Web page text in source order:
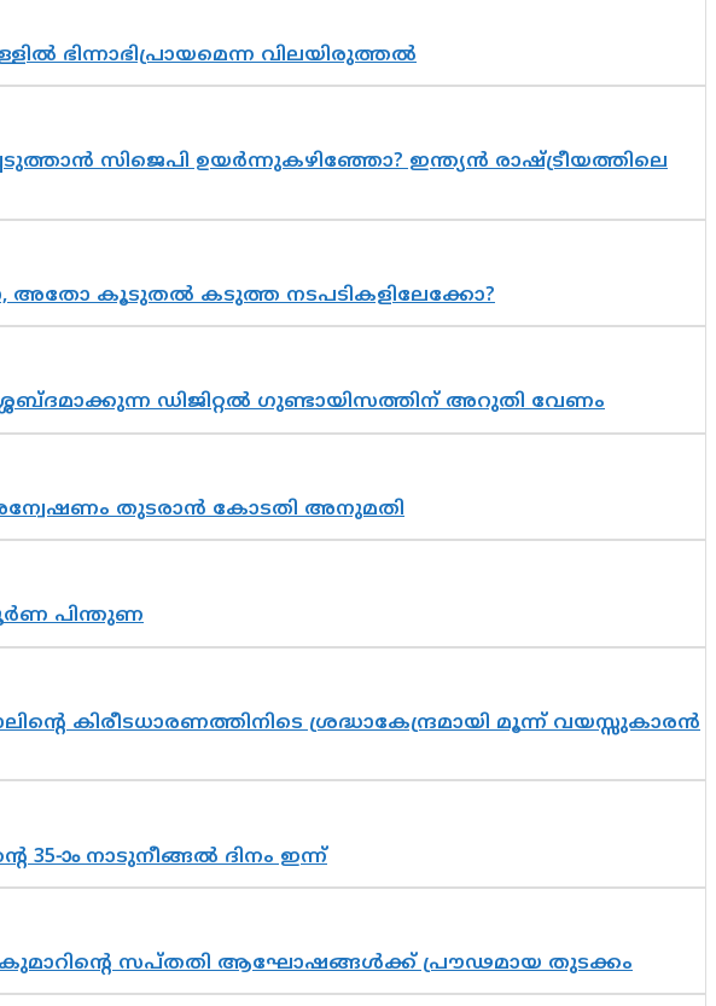
ഭിന്നാഭിപ്രായമെന്ന വിലയിരുത്തൽ
സിജെപി ഉയർന്നുകഴിഞ്ഞോ? ഇന്ത്യൻ രാഷ്ട്രീയത്തിലെ
അതോ കൂടുതൽ കടുത്ത നടപടികളിലേക്കോ?
ഡിജിറ്റൽ ഗുണ്ടായിസത്തിന് അറുതി വേണം
അന്വേഷണം തുടരാൻ കോടതി അനുമതി
പിന്തുണ
കിരീടധാരണത്തിനിടെ ശ്രദ്ധാകേന്ദ്രമായി മൂന്ന് വയസ്സുകാരൻ
ാം നാടുനീങ്ങൽ ദിനം ഇന്ന്
സപ്തതി ആഘോഷങ്ങൾക്ക് പ്രൗഢമായ തുടക്കം